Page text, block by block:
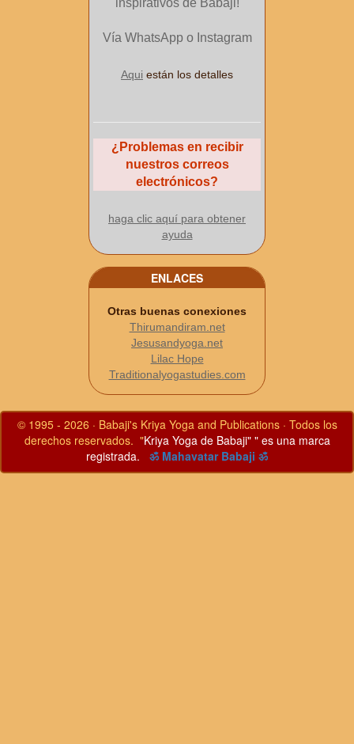
inspirativos de Babaji!
Vía WhatsApp o Instagram
Aqui están los detalles
¿Problemas en recibir
nuestros correos
electrónicos?
haga clic aquí para obtener
ayuda
ENLACES
Otras buenas conexiones
Thirumandiram.net
Jesusandyoga.net
Lilac Hope
Traditionalyogastudies.com
© 1995 - 2026 · Babaji's Kriya Yoga and Publications · Todos los
derechos reservados. "Kriya Yoga de Babaji" " es una marca
registrada.
ॐ Mahavatar Babaji ॐ